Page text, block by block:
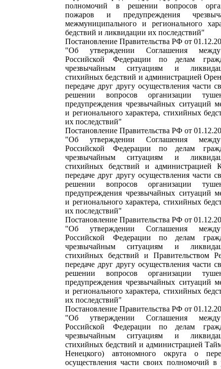
полномочий в решении вопросов
пожаров и предупреждения
межмуниципального и регионального
бедствий и ликвидации их последствий"
Постановление Правительства РФ от
"Об утверждении Соглашения между
Российской Федерации по делам
чрезвычайным ситуациям и
стихийных бедствий и администрацией
передаче друг другу осуществления части
решении вопросов организации
предупреждения чрезвычайных ситуаций
и регионального характера, стихийных
их последствий"
Постановление Правительства РФ от
"Об утверждении Соглашения между
Российской Федерации по делам
чрезвычайным ситуациям и
стихийных бедствий и администрацией
передаче друг другу осуществления части
решении вопросов организации
предупреждения чрезвычайных ситуаций
и регионального характера, стихийных
их последствий"
Постановление Правительства РФ от
"Об утверждении Соглашения между
Российской Федерации по делам
чрезвычайным ситуациям и
стихийных бедствий и Правительством
передаче друг другу осуществления части
решении вопросов организации
предупреждения чрезвычайных ситуаций
и регионального характера, стихийных
их последствий"
Постановление Правительства РФ от
"Об утверждении Соглашения между
Российской Федерации по делам
чрезвычайным ситуациям и
стихийных бедствий и администрацией
Ненецкого) автономного округа о
осуществления части своих полномочий